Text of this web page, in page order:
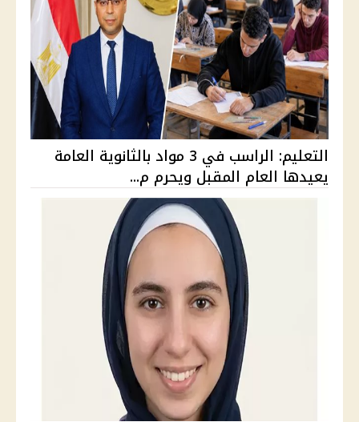
التعليم: الراسب في 3 مواد بالثانوية العامة
يعيدها العام المقبل ويحرم م...